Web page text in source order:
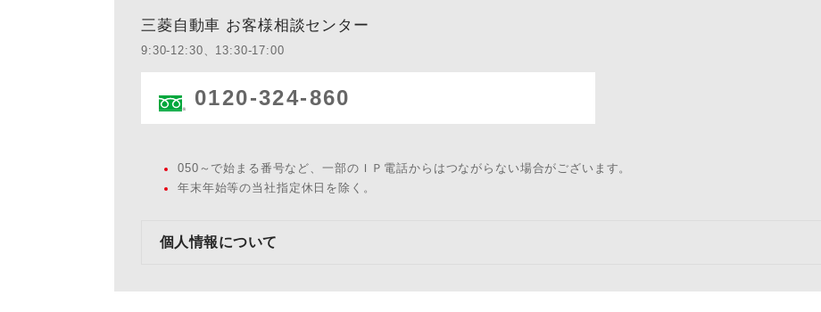
三菱自動車 お客様相談センター
9:30-12:30、13:30-17:00
0120-324-860
050～で始まる番号など、一部のＩＰ電話からはつながらない場合がございます。
年末年始等の当社指定休日を除く。
個人情報について